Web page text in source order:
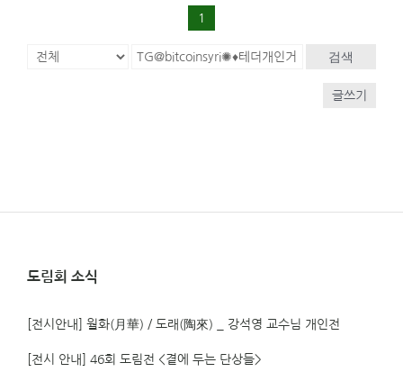
1
검색
글쓰기
도림회 소식
[전시안내] 월화(月華) / 도래(陶來) _ 강석영 교수님 개인전
[전시 안내] 46회 도림전 <곁에 두는 단상들>